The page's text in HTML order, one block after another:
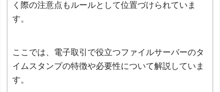
く際の注意点もルールとして位置づけられていま
す。
ここでは、電子取引で役立つファイルサーバーのタ
イムスタンプの特徴や必要性について解説していま
す。